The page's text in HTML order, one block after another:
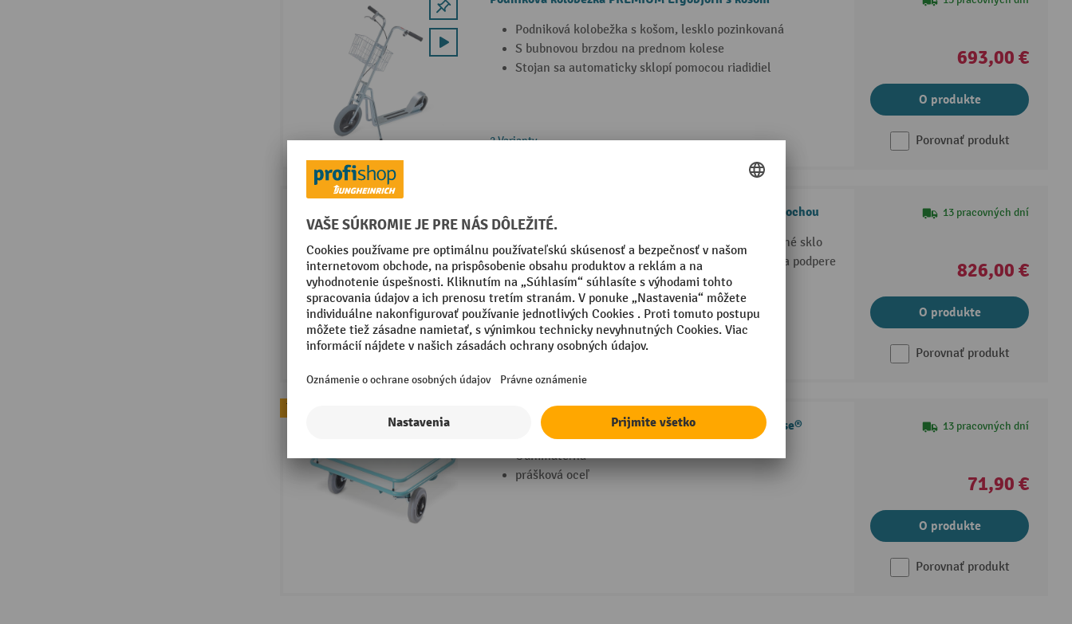
Podniková kolobežka s košom, lesklo pozinkovaná
S bubnovou brzdou na prednom kolese
Stojan sa automaticky sklopí pomocou riadidiel
2 Varianty
693,00 €
O produkte
Porovnať produkt
Podniková kolobežka PREMIUM Ergobjörn s ložnou plochou
Podniková kolobežka s ložnou plochou, pozinkované sklo
Zvýšená bezpečnosť vďaka protišmykovej vrstve na podpere
na nohy
Rám ložnej plochy z 22 mm rúry
2 Varianty
13 pracovných dní
826,00 €
O produkte
Porovnať produkt
Topseller
Odnímateľný nabíjací stojan pre reg kolobežky Ameise®
Odnímateľná
prášková oceľ
13 pracovných dní
71,90 €
O produkte
Porovnať produkt